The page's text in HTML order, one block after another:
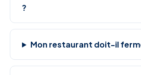
?
Mon restaurant doit-il